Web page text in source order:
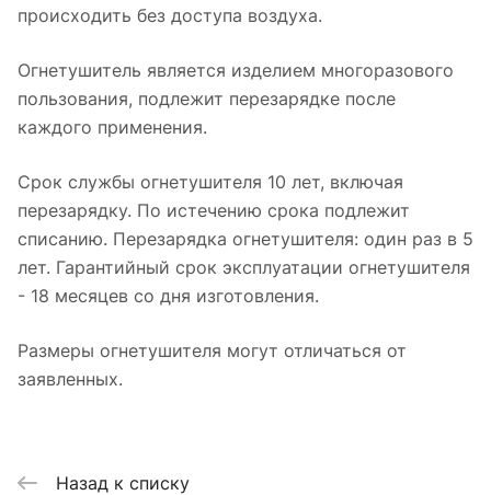
происходить без доступа воздуха.
Огнетушитель является изделием многоразового
пользования, подлежит перезарядке после
каждого применения.
Срок службы огнетушителя 10 лет, включая
перезарядку. По истечению срока подлежит
списанию. Перезарядка огнетушителя: один раз в 5
лет. Гарантийный срок эксплуатации огнетушителя
- 18 месяцев со дня изготовления.
Размеры огнетушителя могут отличаться от
заявленных.
Назад к списку